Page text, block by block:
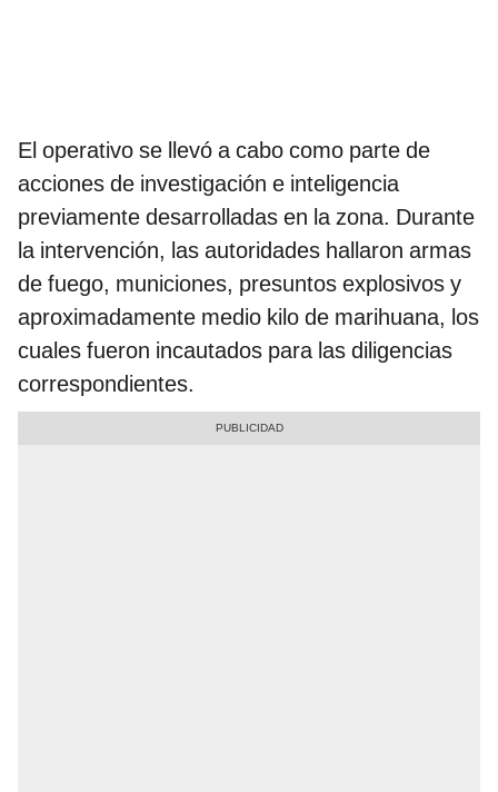
El operativo se llevó a cabo como parte de
acciones de investigación e inteligencia
previamente desarrolladas en la zona. Durante
la intervención, las autoridades hallaron armas
de fuego, municiones, presuntos explosivos y
aproximadamente medio kilo de marihuana, los
cuales fueron incautados para las diligencias
correspondientes.